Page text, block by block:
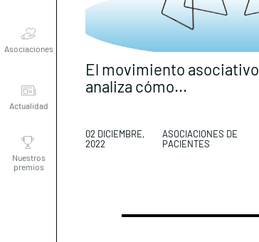
Asociaciones
Actualidad
Nuestros
premios
El movimiento asociativo
analiza cómo...
02 DICIEMBRE,
2022
ASOCIACIONES DE
PACIENTES